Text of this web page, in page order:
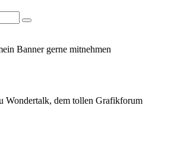
Suchen
Banner gerne mitnehmen
Wondertalk, dem tollen Grafikforum